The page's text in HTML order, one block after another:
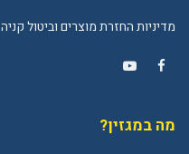
מדיניות החזרת מוצרים וביטול קניה
מה במגזין?